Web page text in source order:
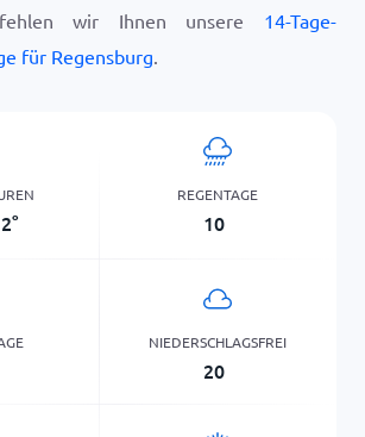
wir Ihnen unsere 14-Tage-
für Regensburg.
°
REGENTAGE
10
NIEDERSCHLAGSFREI
20